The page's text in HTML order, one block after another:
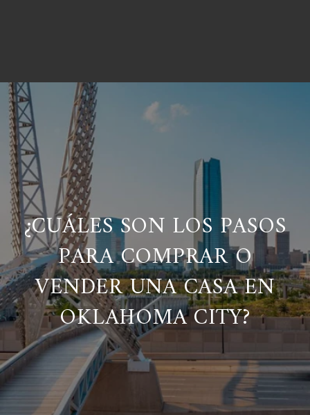
¿CUÁLES SON LOS PASOS
PARA COMPRAR O
VENDER UNA CASA EN
OKLAHOMA CITY?